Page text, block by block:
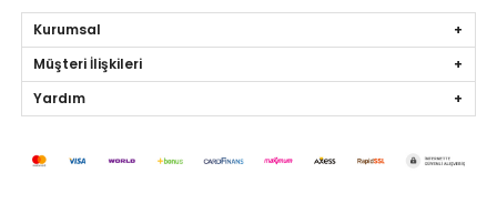
Kurumsal
Müşteri İlişkileri
Yardım